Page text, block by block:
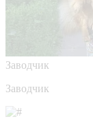
Заводчик
Заводчик